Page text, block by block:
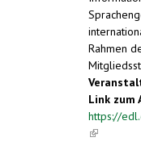
Rahmen
Link zum
https://
(link is